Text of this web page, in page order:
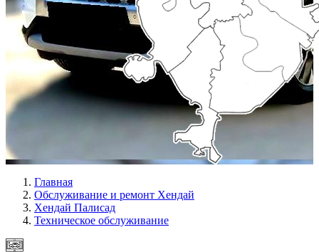
Главная
Обслуживание и ремонт Хендай
Хендай Палисад
Техническое обслуживание